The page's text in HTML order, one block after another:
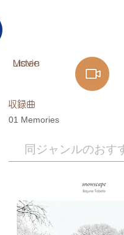
Listen​
Movie
​収録曲
01 Memories
同ジャンルのおす